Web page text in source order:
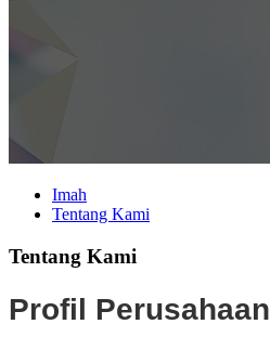
Imah
Tentang Kami
Tentang Kami
Profil Perusahaan